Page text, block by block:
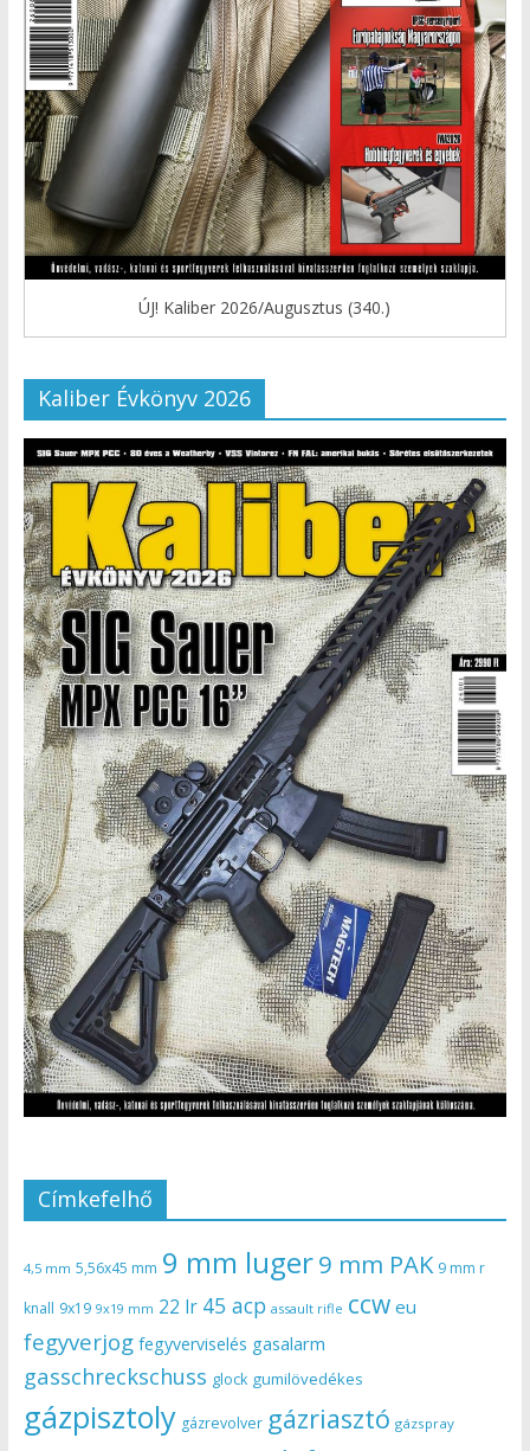
ÚJ! Kaliber 2026/Augusztus (340.)
Kaliber Évkönyv 2026
Címkefelhő
4,5 mm 5,56x45 mm 9 mm luger9 mm PAK 9 mm r
knall 9x19 9x19 mm 22 lr 45 acp assault rifle ccw eu
fegyverjog fegyverviselés gasalarm
gasschreckschuss glock gumilövedékes
gázpisztoly gázrevolver gázriasztó gázspray